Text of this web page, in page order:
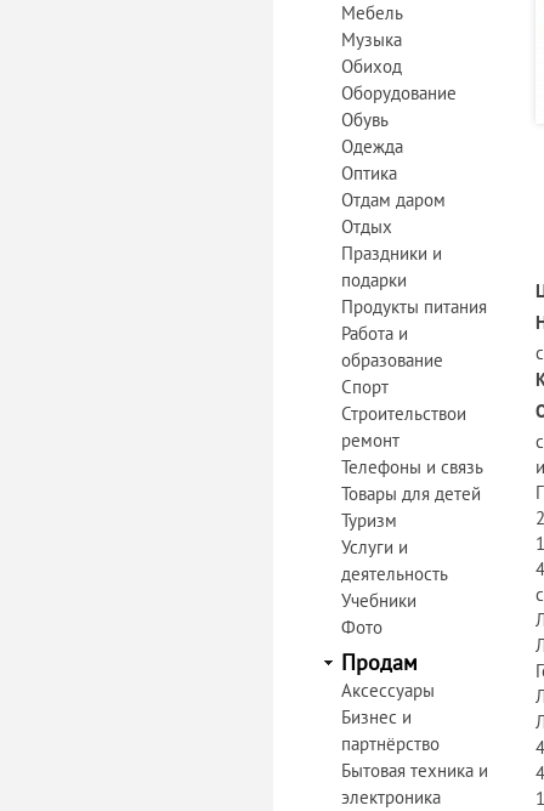
Мебель
Музыка
Обиход
Оборудование
Обувь
Одежда
Оптика
Отдам даром
Отдых
Праздники и
подарки
Продукты питания
Работа и
образование
Спорт
Строительствои
ремонт
Телефоны и связь
Товары для детей
Туризм
Услуги и
деятельность
Учебники
Фото
Продам
Аксессуары
Бизнес и
партнёрство
Бытовая техника и
электроника